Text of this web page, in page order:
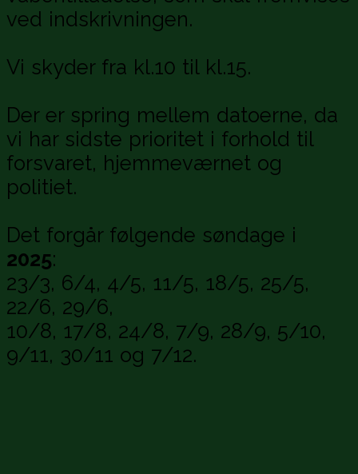
ved indskrivningen.
Vi skyder fra kl.10 til kl.15.
Der er spring mellem datoerne, da
vi har sidste prioritet i forhold til
forsvaret, hjemmeværnet og
politiet.
Det forgår følgende søndage i
2025:
23/3, 6/4, 4/5, 11/5, 18/5, 25/5,
22/6, 29/6,
10/8, 17/8, 24/8, 7/9, 28/9, 5/10,
9/11, 30/11 og 7/12.